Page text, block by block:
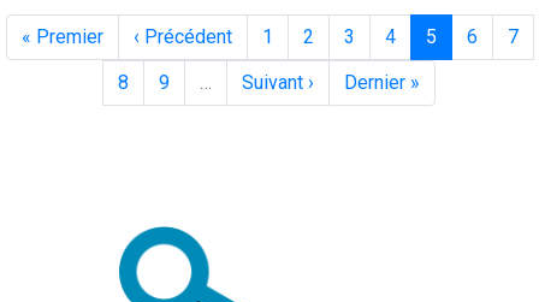
Première
page
« Premier
Page
précédente
‹ Précédent Page
1 Page
2 Page
3 Page
4
Page
courante
5 Page
6
7
Page
8 Page
9 …
Page
suivante
Suivant ›
Dernière
page
Dernier »